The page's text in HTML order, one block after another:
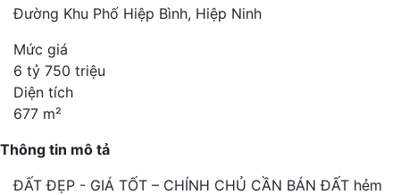
Đường Khu Phố Hiệp Bình, Hiệp Ninh
Mức giá
6 tỷ 750 triệu
Diện tích
677 m²
Thông tin mô tả
ĐẤT ĐẸP - GIÁ TỐT – CHÍNH CHỦ CẦN BÁN ĐẤT hẻm